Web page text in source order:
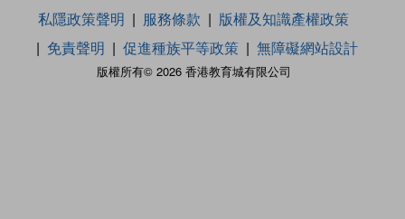
版權所有© 2026 香港教育城有限公司
私隱政策聲明 服務條款
版權及知識產權政策
免責聲明
促進種族平等政策 無障礙網站設計